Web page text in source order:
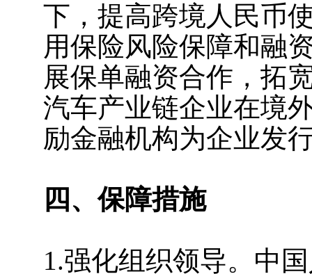
下，提高跨境人民币
用保险风险保障和融
展保单融资合作，拓
汽车产业链企业在境
励金融机构为企业发
四、保障措施
1.强化组织领导。中